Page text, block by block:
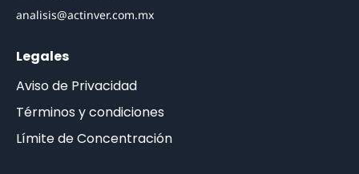
analisis@actinver.com.mx
Legales
Aviso de Privacidad
Términos y condiciones
Límite de Concentración